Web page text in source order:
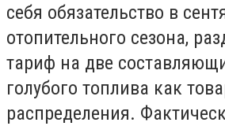
себя обязательство в
отопительного сезона,
тариф на две
голубого топлива как
распределения.